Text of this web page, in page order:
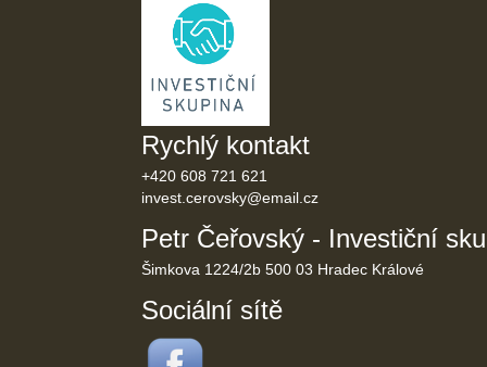
Rychlý kontakt
+420 608 721 621
invest.cerovsky@email.cz
Petr Čeřovský - Investiční
Šimkova 1224/2b 500 03 Hradec Králové
Sociální sítě